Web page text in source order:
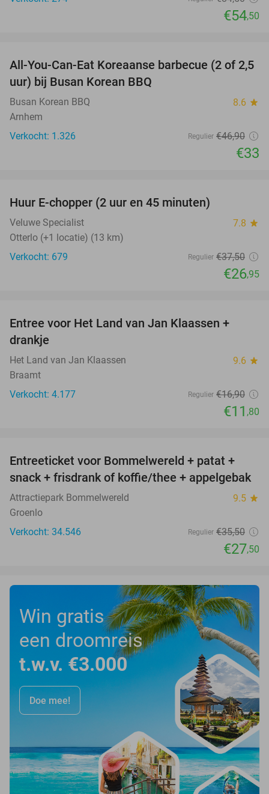
€54,50
30%
All-You-Can-Eat Koreaanse barbecue (2 of 2,5
uur) bij Busan Korean BBQ
Busan Korean BBQ 8.6 star
Arnhem
Verkocht: 1.326
Regulier €46,90
€33
Huur E-chopper (2 uur en 45 minuten)
Veluwe Specialist 7.8 star
Otterlo (+1 locatie) (13 km)
Verkocht: 679
Regulier €37,50
€26,95
Entree voor Het Land van Jan Klaassen +
drankje
Het Land van Jan Klaassen 9.6 star
Braamt
Verkocht: 4.177
Regulier €16,90
€11 ,80
23%
Entreeticket voor Bommelwereld + patat +
snack + frisdrank of koffie/thee + appelgebak
Attractiepark Bommelwereld 9.5 star
Groenlo
Verkocht: 34.546
Regulier €35,50
€27,50
Win gratis
een droomreis
t.w.v. €3.000
Doe mee!